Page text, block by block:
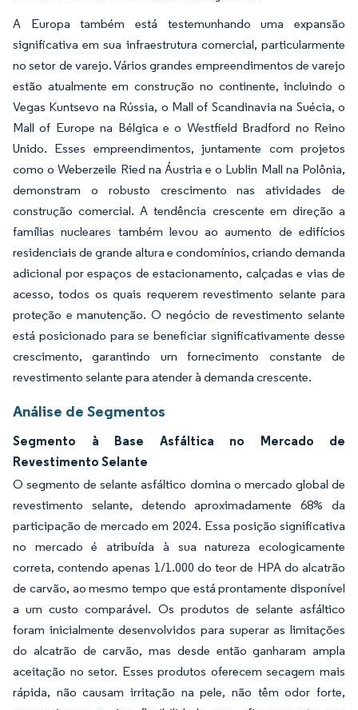
A Europa também está testemunhando uma expansão
significativa em sua infraestrutura comercial, particularmente
no setor de varejo. Vários grandes empreendimentos de varejo
estão atualmente em construção no continente, incluindo o
Vegas Kuntsevo na Rússia, o Mall of Scandinavia na Suécia, o
Mall of Europe na Bélgica e o Westfield Bradford no Reino
Unido. Esses empreendimentos, juntamente com projetos
como o Weberzeile Ried na Áustria e o Lublin Mall na Polônia,
demonstram o robusto crescimento nas atividades de
construção comercial. A tendência crescente em direção a
famílias nucleares também levou ao aumento de edifícios
residenciais de grande altura e condomínios, criando demanda
adicional por espaços de estacionamento, calçadas e vias de
acesso, todos os quais requerem revestimento selante para
proteção e manutenção. O negócio de revestimento selante
está posicionado para se beneficiar significativamente desse
crescimento, garantindo um fornecimento constante de
revestimento selante para atender à demanda crescente.
Análise de Segmentos
Segmento à Base Asfáltica no Mercado de
Revestimento Selante
O segmento de selante asfáltico domina o mercado global de
revestimento selante, detendo aproximadamente 68% da
participação de mercado em 2024. Essa posição significativa
no mercado é atribuída à sua natureza ecologicamente
correta, contendo apenas 1/1.000 do teor de HPA do alcatrão
de carvão, ao mesmo tempo que está prontamente disponível
a um custo comparável. Os produtos de selante asfáltico
foram inicialmente desenvolvidos para superar as limitações
do alcatrão de carvão, mas desde então ganharam ampla
aceitação no setor. Esses produtos oferecem secagem mais
rápida, não causam irritação na pele, não têm odor forte,